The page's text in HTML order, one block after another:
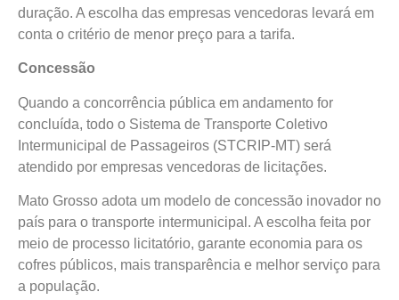
duração. A escolha das empresas vencedoras levará em
conta o critério de menor preço para a tarifa.
Concessão
Quando a concorrência pública em andamento for
concluída, todo o Sistema de Transporte Coletivo
Intermunicipal de Passageiros (STCRIP-MT) será
atendido por empresas vencedoras de licitações.
Mato Grosso adota um modelo de concessão inovador no
país para o transporte intermunicipal. A escolha feita por
meio de processo licitatório, garante economia para os
cofres públicos, mais transparência e melhor serviço para
a população.